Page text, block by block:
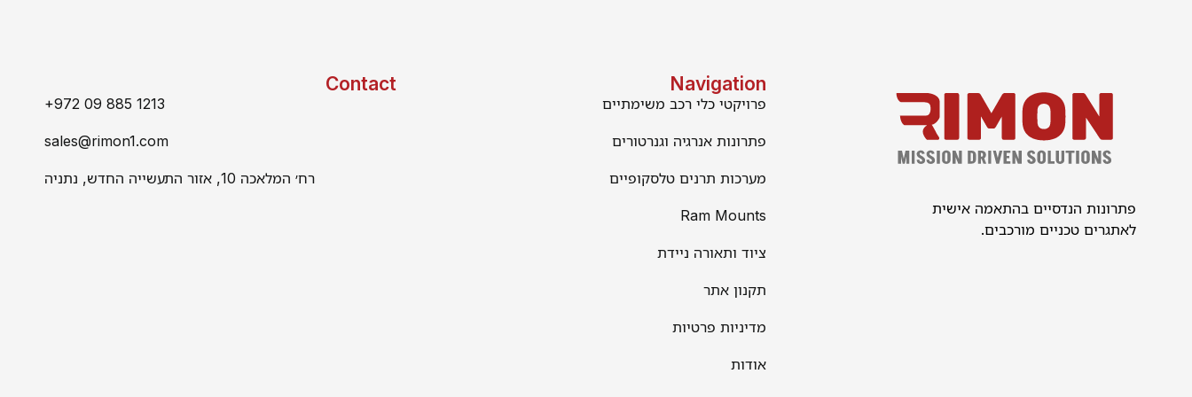
Contact
+972 09 885 1213
sales@rimon1.com
רח׳ המלאכה 10, אזור התעשייה החדש, נתניה
Navigation
פרויקטי כלי רכב משימתיים
פתרונות אנרגיה וגנרטורים
מערכות תרנים טלסקופיים
Ram Mounts
ציוד ותאורה ניידת
תקנון אתר
מדיניות פרטיות
אודות
פתרונות הנדסיים בהתאמה אישית
לאתגרים טכניים מורכבים.